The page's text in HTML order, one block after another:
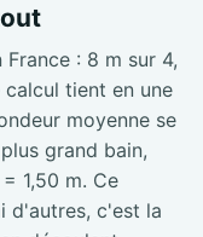
: 8 m sur 4,
tient en une
moyenne se
grand bain,
1,50 m. Ce
d'autres, c'est la